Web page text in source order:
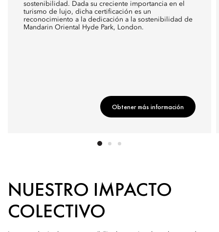
sostenibilidad. Dada su creciente importancia en el
turismo de lujo, dicha certificación es un
reconocimiento a la dedicación a la sostenibilidad de
Mandarin Oriental Hyde Park, London.
Obtener más información
NUESTRO IMPACTO
COLECTIVO